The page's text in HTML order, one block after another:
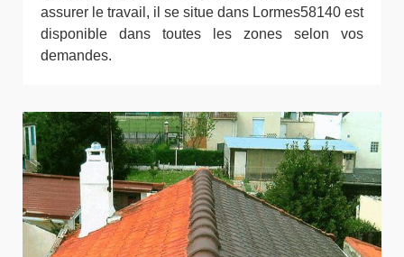
assurer le travail, il se situe dans Lormes58140 est
disponible dans toutes les zones selon vos
demandes.